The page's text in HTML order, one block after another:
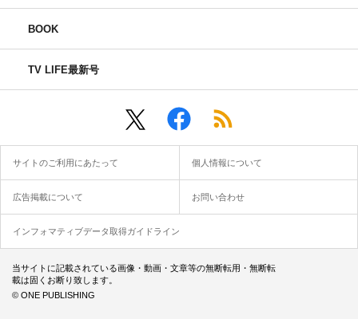
BOOK
TV LIFE最新号
サイトのご利用にあたって 個人情報について
広告掲載について お問い合わせ
インフォマティブデータ取得ガイドライン
当サイトに記載されている画像・動画・文章等の無断転用・無断転
載は固くお断り致します。
© ONE PUBLISHING